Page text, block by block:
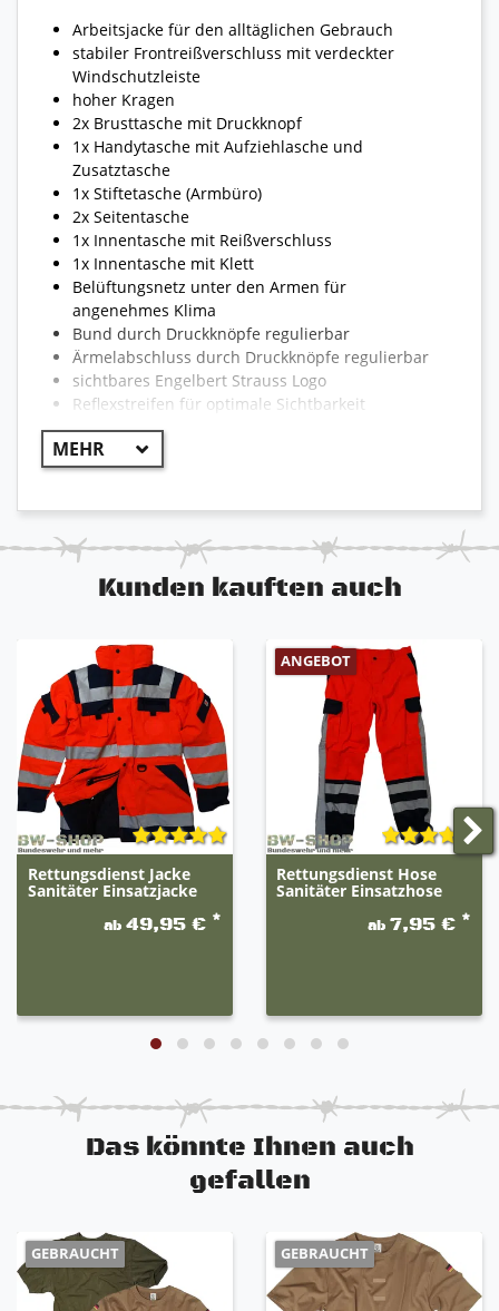
Arbeitsjacke für den alltäglichen Gebrauch
stabiler Frontreißverschluss mit verdeckter
Windschutzleiste
hoher Kragen
2x Brusttasche mit Druckknopf
1x Handytasche mit Aufziehlasche und
Zusatztasche
1x Stiftetasche (Armbüro)
2x Seitentasche
1x Innentasche mit Reißverschluss
1x Innentasche mit Klett
Belüftungsnetz unter den Armen für
angenehmes Klima
Bund durch Druckknöpfe regulierbar
Ärmelabschluss durch Druckknöpfe regulierbar
sichtbares Engelbert Strauss Logo
Reflexstreifen für optimale Sichtbarkeit
reißfest und strapazierfähig
!! WICHTIG !!
Aufgrund der Vielzahl von Jacken kann die
Bekleidung teilweise von dem hier beschriebenen
abweichen. Die Modelle können unterschiedlich sein
jeweiligen Artikel. Die erste Farbe ist der Hauptteil
des Produktes. Beispiel: grau-schwarz 80% grau /
20% schwarz.
Kunden kauften auch
Rettungsdienst Jacke
Sanitäter Einsatzjacke
ab49,95 € *
ANGEBOT
Rettungsdienst Hose
Sanitäter Einsatzhose
ab 7,95 € *
Das könnte Ihnen auch
gefallen
GEBRAUCHT GEBRAUCHT